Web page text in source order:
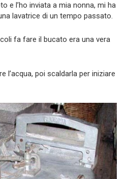
e l’ho inviata a mia nonna, mi ha
lavatrice di un tempo passato.
fa fare il bucato era una vera
l’acqua, poi scaldarla per iniziare